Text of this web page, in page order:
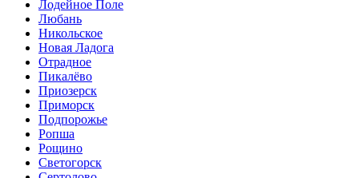
Лодейное Поле
Любань
Никольское
Новая Ладога
Отрадное
Пикалёво
Приозерск
Приморск
Подпорожье
Ропша
Рощино
Светогорск